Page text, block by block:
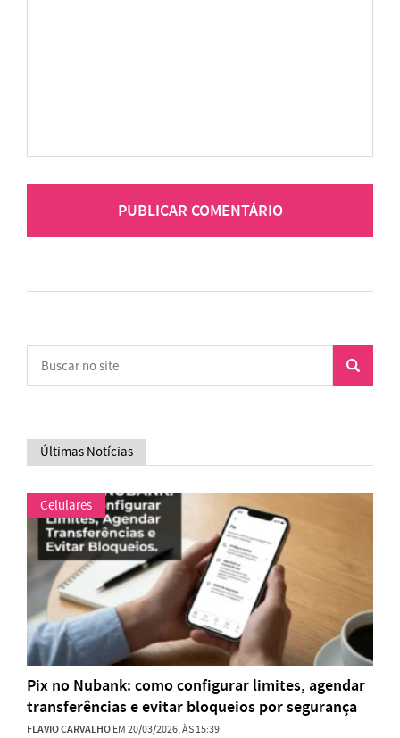
Últimas Notícias
Celulares
Pix no Nubank: como configurar limites, agendar
transferências e evitar bloqueios por segurança
FLAVIO CARVALHOEM 20/03/2026, ÀS 15:39